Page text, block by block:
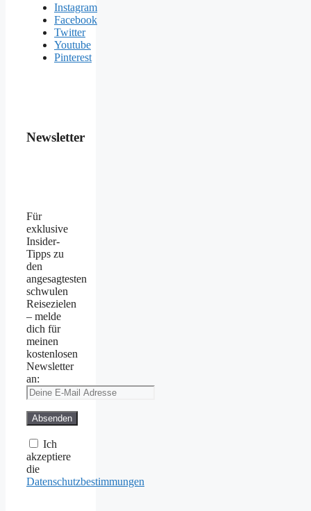
Instagram
Facebook
Twitter
Youtube
Pinterest
Newsletter
Für
exklusive
Insider-
Tipps zu
den
angesagtesten
schwulen
Reisezielen
– melde
dich für
meinen
kostenlosen
Newsletter
an:
Ich
akzeptiere
die
Datenschutzbestimmungen